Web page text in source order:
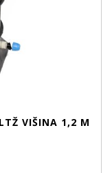
VIŠINA 1,2 M